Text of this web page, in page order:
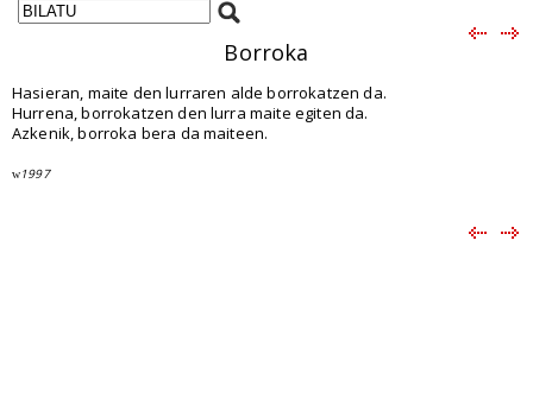
Borroka
Hasieran, maite den lurraren alde borrokatzen da.
Hurrena, borrokatzen den lurra maite egiten da.
Azkenik, borroka bera da maiteen.
w1997